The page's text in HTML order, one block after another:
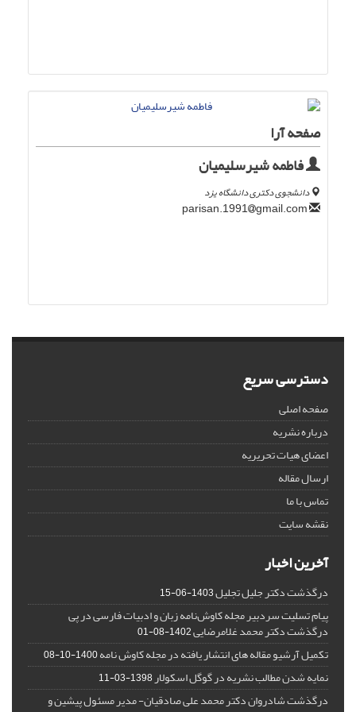
صفحه آرا
فاطمه شیرسلیمیان
دانشجوی دکتری دانشگاه یزد
gmail.com
دسترسی سریع
صفحه اصلی
درباره نشریه
اعضای هیات تحریریه
ارسال مقاله
تماس با ما
نقشه سایت
آخرین اخبار
درگذشت دکتر جلیل تجلیل1403-06-15
پیام تسلیت سردبیر مجله کاوش‌نامه زبان و ادبیات فارسی در پی
درگذشت دکتر محمد غلامرضایی1402-08-01
تکمیل آرشیو مقاله های انتشار یافته در مجله کاوش نامه1400-10-08
نمایه شدن مطالب نشریه در گوگل اسکولار1398-03-11
درگذشت شادروان دکتر محمد علی صادقیان- مدیر مسئول پیشین و